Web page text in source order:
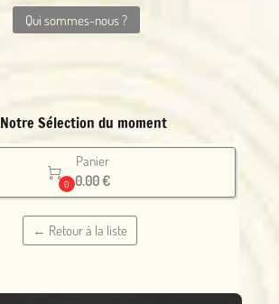
Qui sommes-nous ?
Notre Sélection du moment

0
Panier
0.00 €
← Retour à la liste